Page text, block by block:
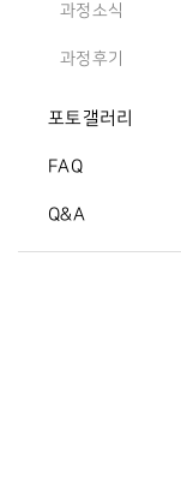
과정소식
과정후기
포토갤러리
FAQ
Q&A